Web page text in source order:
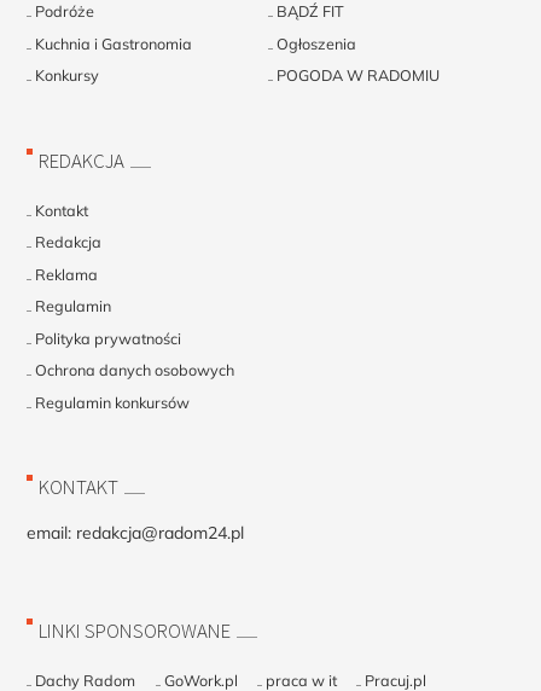
Podróże
BĄDŹ FIT
Kuchnia i Gastronomia
Ogłoszenia
Konkursy
POGODA W RADOMIU
REDAKCJA
Kontakt
Redakcja
Reklama
Regulamin
Polityka prywatności
Ochrona danych osobowych
Regulamin konkursów
KONTAKT
email: redakcja@radom24.pl
LINKI SPONSOROWANE
Dachy Radom GoWork.pl praca w it Pracuj.pl